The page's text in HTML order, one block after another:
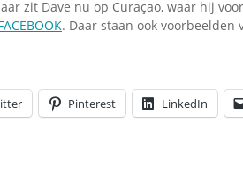
zit Dave nu op Curaçao, waar hij
. Daar staan ook voorbeelden
Pinterest LinkedIn